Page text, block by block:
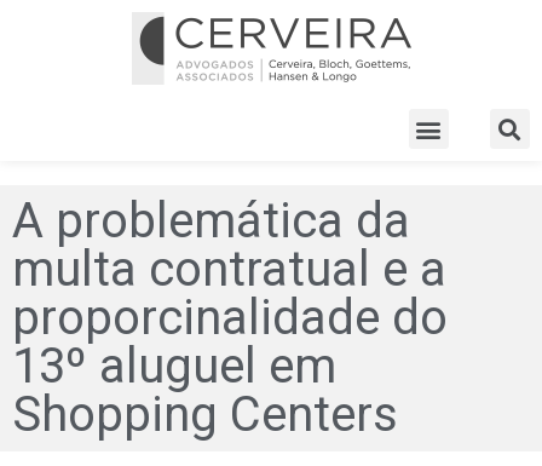
A problemática da
multa contratual e a
proporcinalidade do
13º aluguel em
Shopping Centers